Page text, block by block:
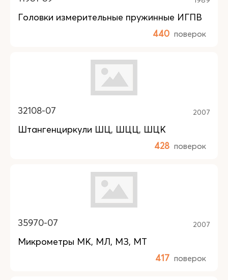
Головки измерительные пружинные ИГПВ
440 поверок
32108-07 2007
Штангенциркули ШЦ, ШЦЦ, ШЦК
428 поверок
35970-07 2007
Микрометры МК, МЛ, МЗ, МТ
417 поверок